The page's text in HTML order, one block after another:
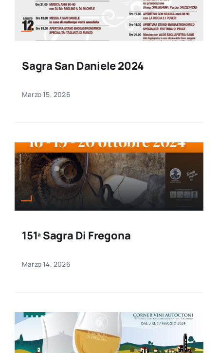
Sagra San Daniele 2024
Marzo 15, 2026
151ª Sagra Di Fregona
Marzo 14, 2026